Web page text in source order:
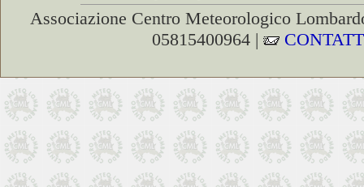
Associazione Centro Meteorologico
05815400964 |